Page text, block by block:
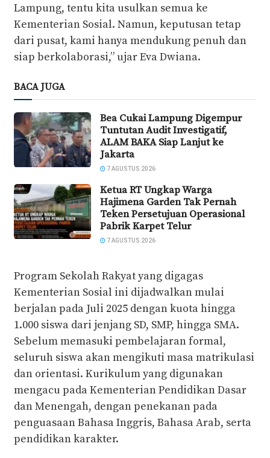
Lampung, tentu kita usulkan semua ke
Kementerian Sosial. Namun, keputusan tetap
dari pusat, kami hanya mendukung penuh dan
siap berkolaborasi,” ujar Eva Dwiana.
BACA JUGA
Bea Cukai Lampung Digempur
Tuntutan Audit Investigatif,
ALAM BAKA Siap Lanjut ke
Jakarta
7 AGUSTUS 2026
Ketua RT Ungkap Warga
Hajimena Garden Tak Pernah
Teken Persetujuan Operasional
Pabrik Karpet Telur
7 AGUSTUS 2026
Program Sekolah Rakyat yang digagas
Kementerian Sosial ini dijadwalkan mulai
berjalan pada Juli 2025 dengan kuota hingga
1.000 siswa dari jenjang SD, SMP, hingga SMA.
Sebelum memasuki pembelajaran formal,
seluruh siswa akan mengikuti masa matrikulasi
dan orientasi. Kurikulum yang digunakan
mengacu pada Kementerian Pendidikan Dasar
dan Menengah, dengan penekanan pada
penguasaan Bahasa Inggris, Bahasa Arab, serta
pendidikan karakter.